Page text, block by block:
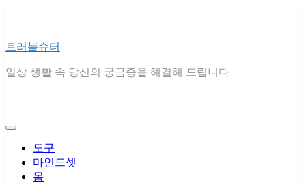
트러블슈터
일상 생활 속 당신의 궁금증을 해결해 드립니다
도구
마인드셋
몸